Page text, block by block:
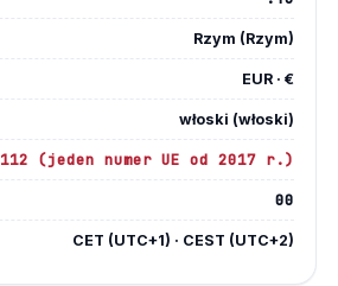
Rzym (Rzym)
EUR · €
włoski (włoski)
112 (jeden numer UE od 2017 r.)
00
CET (UTC+1) · CEST (UTC+2)